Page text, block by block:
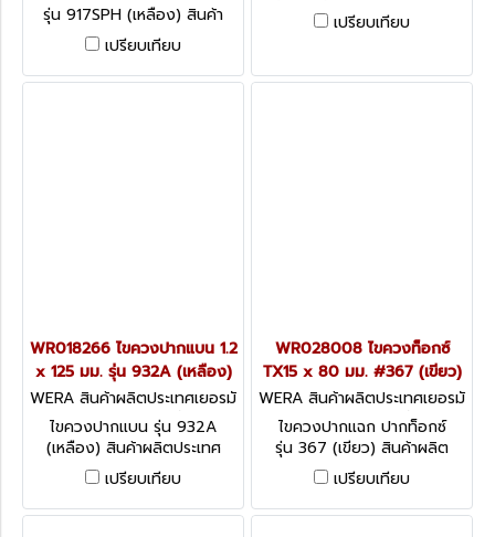
17020
รุ่น 917SPH (เหลือง) สินค้า
ผลิตประเทศเยอรมัน / สินค้า
ประเทศเยอรมัน
เปรียบเทียบ
เยอรมัน / สินค้าประเทศเยอรมัน
เปรียบเทียบ
WR018266 ไขควงปากแบน 1.2
x 125 มม. รุ่น 932A (เหลือง)
WERA สินค้าผลิตประเทศเยอรมั
น / สินค้าประเทศเยอรมัน WR0
18266
ไขควงปากแบน รุ่น 932A
(เหลือง) สินค้าผลิตประเทศ
เยอรมัน / สินค้าประเทศเยอรมัน
เปรียบเทียบ
WR028008 ไขควงท็อกซ์
TX15 x 80 มม. #367 (เขียว)
WERA สินค้าผลิตประเทศเยอรมั
น / สินค้าประเทศเยอรมัน WR0
28008
ไขควงปากแฉก ปากท็อกซ์
รุ่น 367 (เขียว) สินค้าผลิต
ประเทศเยอรมัน / สินค้าประเทศ
เยอรมัน
เปรียบเทียบ